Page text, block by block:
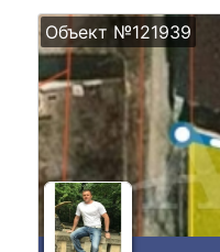
Объект №121939